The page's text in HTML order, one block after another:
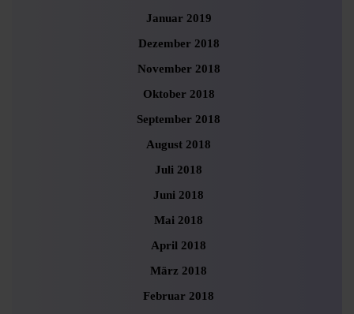
Januar 2019
Dezember 2018
November 2018
Oktober 2018
September 2018
August 2018
Juli 2018
Juni 2018
Mai 2018
April 2018
März 2018
Februar 2018